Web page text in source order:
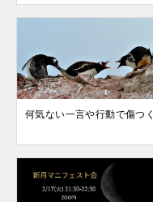
何気ない一言や行動で傷つく